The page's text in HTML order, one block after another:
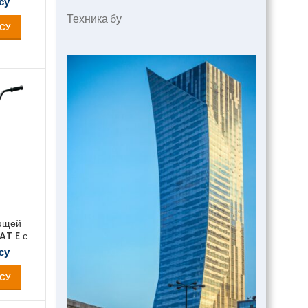
E с
Техника бу